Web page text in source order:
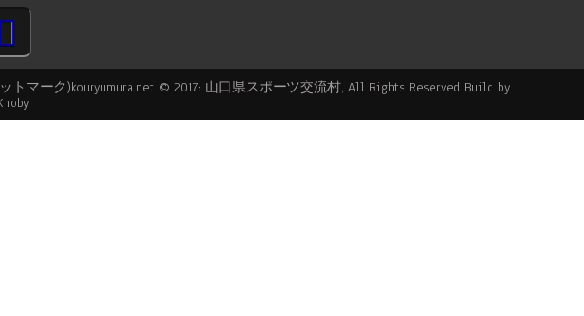
ーク)kouryumura.net © 2017: 山口県スポーツ交流村, All Rights Reserved Build by